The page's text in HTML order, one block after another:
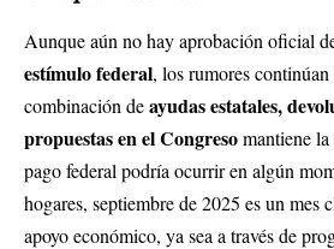
Aunque aún no hay aprobación oficial
estímulo federal, los rumores
combinación deayudas estatales,
propuestas en el Congresomantiene la
pago federal podría ocurrir en algún
hogares, septiembre de 2025 es un mes
apoyo económico, ya sea a través de